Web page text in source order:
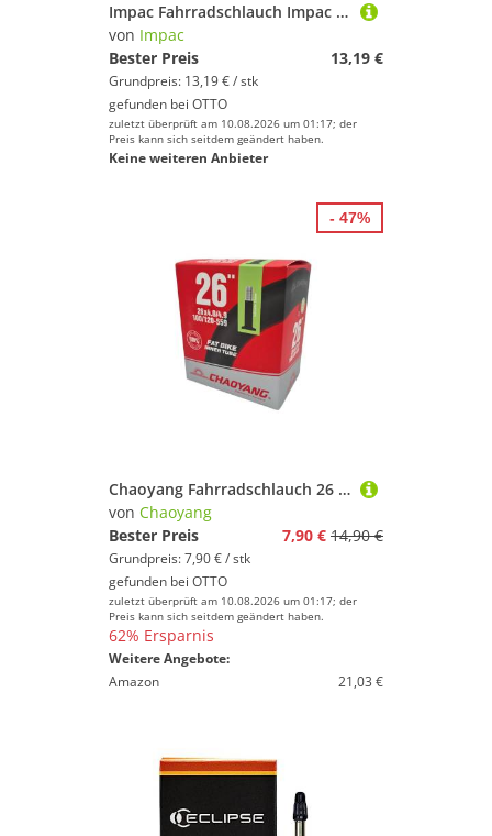
Impac Fahrradschlauch Impac 18 Zoll AV Schlauch Auto Schrader Ventil 47 - 57 355, 2,00, 2,10, 2,25, 1,90
von Impac
Bester Preis
13,19 €
Grundpreis: 13,19 € / stk
gefunden bei OTTO
zuletzt überprüft am 10.08.2026 um 01:17; der
Preis kann sich seitdem geändert haben.
Keine weiteren Anbieter
Chaoyang Fahrradschlauch 26 Zoll Fatbike Chaoyang Schlauch 26x4.0/4.90 100/120-559 AV Ventil, (1-St)
von Chaoyang
Bester Preis
7,90 € 14,90 €
Grundpreis: 7,90 € / stk
gefunden bei OTTO
zuletzt überprüft am 10.08.2026 um 01:17; der
Preis kann sich seitdem geändert haben.
62% Ersparnis
Weitere Angebote:
Amazon
21,03 €
- 47%